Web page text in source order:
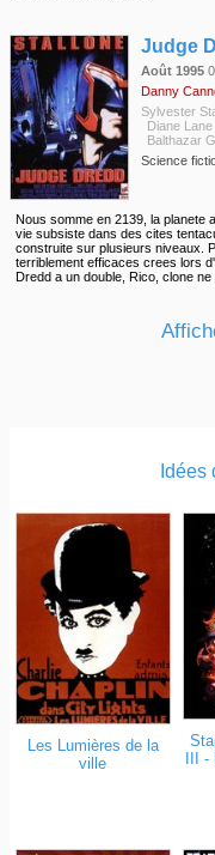
Judge
Août 1995
Danny
Sylvester
Diane Lane
Balthazar
Science
Nous somme en 2139, la planete
vie subsiste dans des cites
construite sur plusieurs niveaux.
terriblement efficaces crees lors
Dredd a un double, Rico, clone ne
Idées
Les Lumières de la
ville
III -